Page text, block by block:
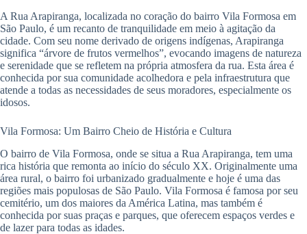
A Rua Arapiranga, localizada no coração do bairro Vila Formosa em
São Paulo, é um recanto de tranquilidade em meio à agitação da
cidade. Com seu nome derivado de origens indígenas, Arapiranga
significa “árvore de frutos vermelhos”, evocando imagens de natureza
e serenidade que se refletem na própria atmosfera da rua. Esta área é
conhecida por sua comunidade acolhedora e pela infraestrutura que
atende a todas as necessidades de seus moradores, especialmente os
idosos.
Vila Formosa: Um Bairro Cheio de História e Cultura
O bairro de Vila Formosa, onde se situa a Rua Arapiranga, tem uma
rica história que remonta ao início do século XX. Originalmente uma
área rural, o bairro foi urbanizado gradualmente e hoje é uma das
regiões mais populosas de São Paulo. Vila Formosa é famosa por seu
cemitério, um dos maiores da América Latina, mas também é
conhecida por suas praças e parques, que oferecem espaços verdes e
de lazer para todas as idades.